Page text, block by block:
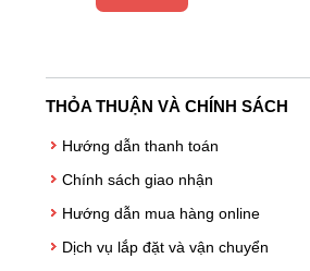
THỎA THUẬN VÀ CHÍNH SÁCH
Hướng dẫn thanh toán
Chính sách giao nhận
Hướng dẫn mua hàng online
Dịch vụ lắp đặt và vận chuyển